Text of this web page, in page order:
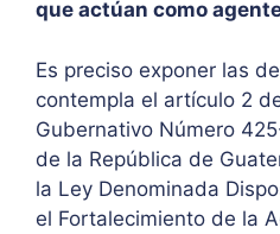
que actúan como
Es preciso exponer las
contempla el artículo 2
Gubernativo Número
de la República de
la Ley Denominada
el Fortalecimiento de la